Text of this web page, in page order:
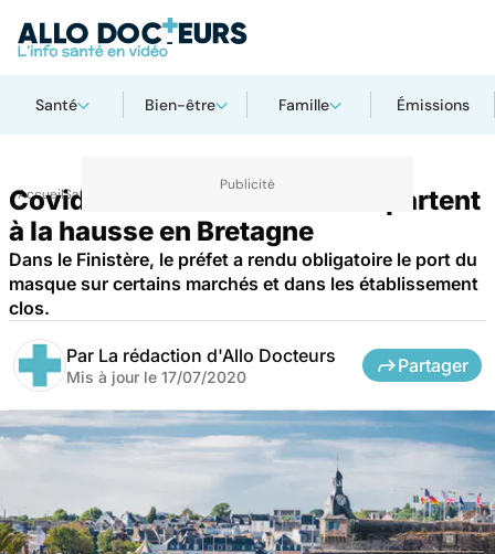
Santé Bien-être Famille Émissions
AccueilSanté
Covid : les contaminations repartent
à la hausse en Bretagne
Dans le Finistère, le préfet a rendu obligatoire le port du
masque sur certains marchés et dans les établissement
clos.
Par La rédaction d'Allo Docteurs
Mis à jour le 17/07/2020
Partager